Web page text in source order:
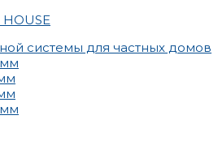
системы для частных домов